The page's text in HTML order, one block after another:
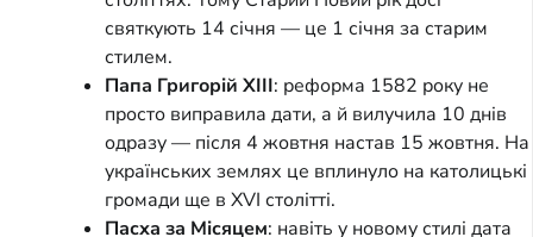
святкують 14 січня — це 1 січня за старим
стилем.
Папа Григорій XIII: реформа 1582 року не
просто виправила дати, а й вилучила 10 днів
одразу — після 4 жовтня настав 15 жовтня. На
українських землях це вплинуло на католицькі
громади ще в XVI столітті.
Пасха за Місяцем: навіть у новому стилі дата